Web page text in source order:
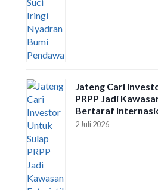
Jateng Cari
PRPP Jadi
Bertaraf
2 Juli 2026